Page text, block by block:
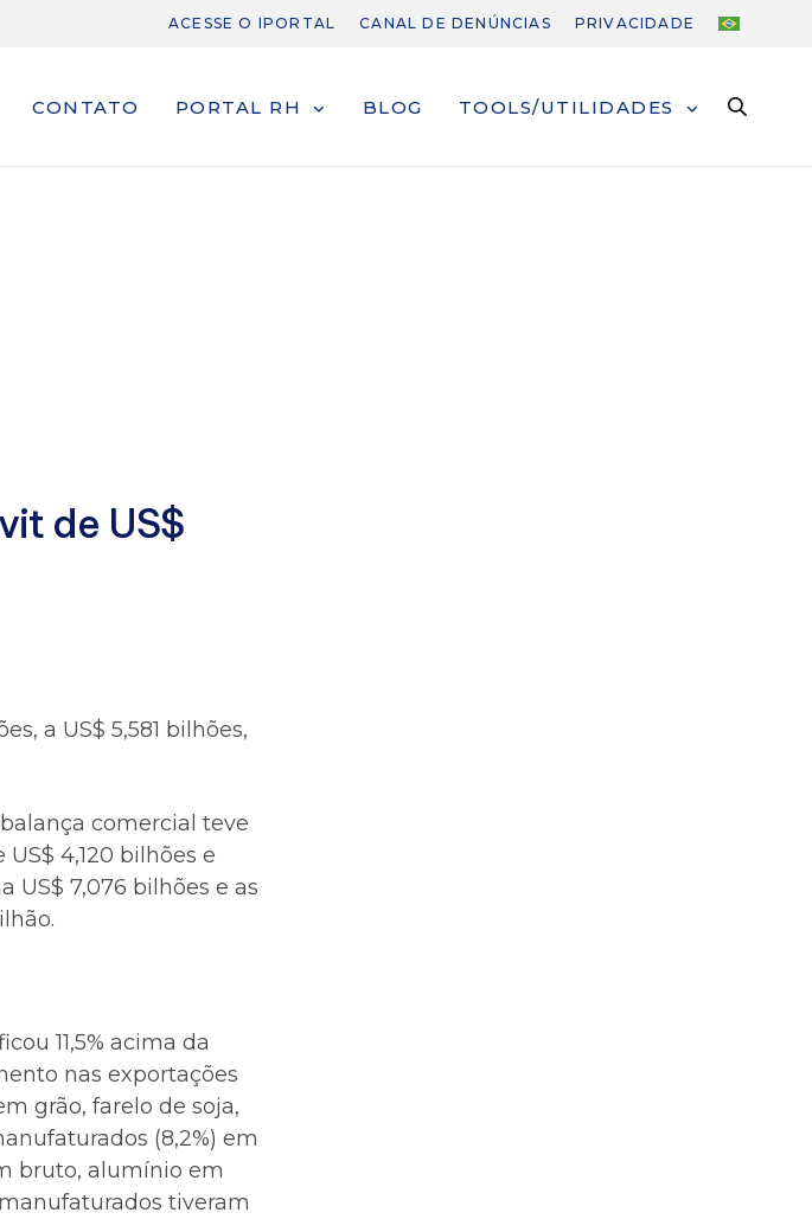
ACESSE O IPORTAL CANAL DE DENÚNCIAS PRIVACIDADE
CONTATO PORTAL RH BLOG TOOLS/UTILIDADES
de US$
a US$ 5,581 bilhões,
comercial teve
4,120 bilhões e
US$ 7,076 bilhões e as
11,5% acima da
nas exportações
grão, farelo de soja,
(8,2%) em
bruto, alumínio em
tiveram